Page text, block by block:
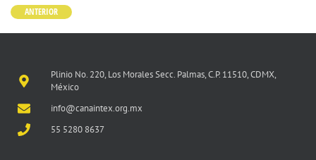
ANTERIOR
Plinio No. 220, Los Morales Secc. Palmas, C.P. 11510, CDMX,
México
info@canaintex.org.mx
55 5280 8637